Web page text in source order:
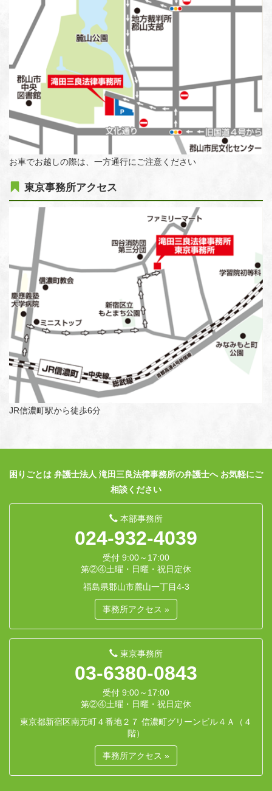
お車でお越しの際は、一方通行にご注意ください
東京事務所アクセス
JR信濃町駅から徒歩6分
困りごとは 弁護士法人 滝田三良法律事務所の弁護士へ お気軽にご
相談ください
本部事務所
024-932-4039
受付 9:00～17:00
第②④土曜・日曜・祝日定休
福島県郡山市麓山一丁目4-3
事務所アクセス »
東京事務所
03-6380-0843
受付 9:00～17:00
第②④土曜・日曜・祝日定休
東京都新宿区南元町４番地２７ 信濃町グリーンビル４Ａ（４
階）
事務所アクセス »